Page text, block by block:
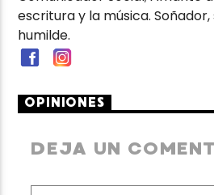
escritura y la música.
humilde.
OPINIONES
DEJA UN